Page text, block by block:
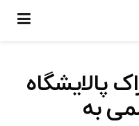
پالایشگاه
به